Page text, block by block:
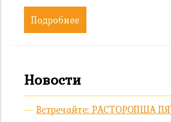
Подробнее
Новости
Встречайте: РАСТОРОПША